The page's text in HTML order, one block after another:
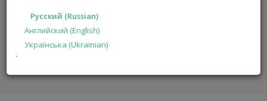
Русский (Russian)
Английский (English)
Українська (Ukrainian)
`
РЕШЕНИЯ
ПРОИЗВОДИТЕЛЯМ
ГЛАВНАЯ КАТАЛОГ